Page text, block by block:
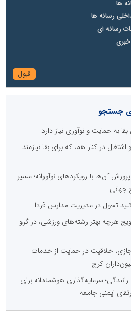
ها
رسانه ها
رسانه ای
خبری
جستجو
به حمایت و نوآوری نیاز دارد
در کنار هم، که برای بقا نیازمند
آن‌ها با رویکردهای نوآورانه؛ مسیر
جهانی
تحول در مدیریت مدارس فردا
هرچه بهتر رشته‌های ورزشی، در گرو
خلاقیت در حمایت از خدمات
کرج
سرمایه‌گذاری هوشمندانه برای
ایمنی جامعه